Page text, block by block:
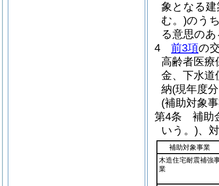
象となる
む。)のう
る意思の
4
前3項の
高齢者医療
金、下水道
納(現年度
(補助対象
第4条
補助
いう。)、
補助対象事業
木造住宅耐震補強
業